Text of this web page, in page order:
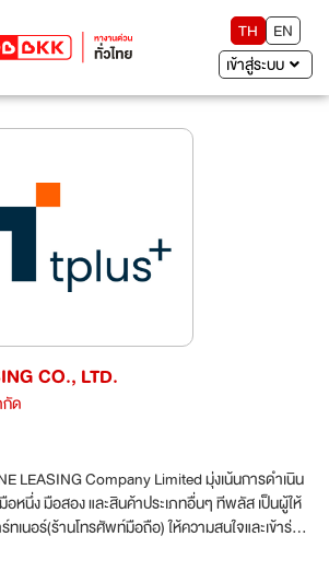
TH
EN
เข้าสู่ระบบ
CO., LTD.
ด
Company Limited มุ่งเน้นการดำเนิน
อสอง และสินค้าประเภทอื่นๆ ทีพลัส เป็นผู้ให้
เนอร์(ร้านโทรศัพท์มือถือ) ให้ความสนใจและเข้าร่วม